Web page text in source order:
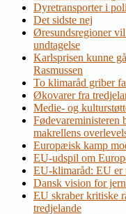
Dyretransporter i
Det sidste nej
Øresundsregioner
undtagelse
Karlsprisen kunne
Rasmussen
To klimaråd griber
Økovarer fra
Medie- og
Fødevareministeren
makrellens
Europæisk kamp
EU-udspil om
EU-klimaråd: EU er
Dansk vision for
EU skraber kritiske
tredjelande